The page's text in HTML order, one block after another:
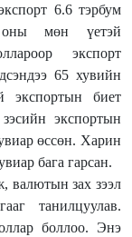
6.6 тэрбум
оны мөн үетэй
экспорт
65 хувийн
экспортын биет
экспортын
өссөн. Харин
бага гарсан.
валютын зах зээл
танилцуулав.
боллоо. Энэ